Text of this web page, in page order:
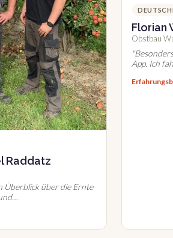
Raddatz
Überblick über die Ernte
Florian
Obstbau
"
App. Ich
toten